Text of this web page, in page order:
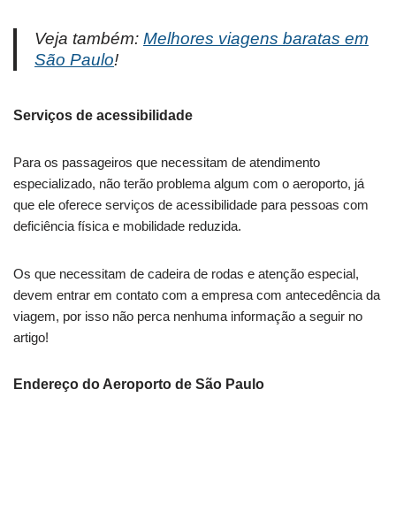
Veja também: Melhores viagens baratas em
São Paulo!
Serviços de acessibilidade
Para os passageiros que necessitam de atendimento
especializado, não terão problema algum com o aeroporto, já
que ele oferece serviços de acessibilidade para pessoas com
deficiência física e mobilidade reduzida.
Os que necessitam de cadeira de rodas e atenção especial,
devem entrar em contato com a empresa com antecedência da
viagem, por isso não perca nenhuma informação a seguir no
artigo!
Endereço do Aeroporto de São Paulo